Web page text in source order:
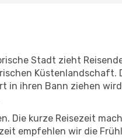
Stadt zieht
Küstenlandschaft.
in ihren Bann ziehen
Die kurze Reisezeit
empfehlen wir die